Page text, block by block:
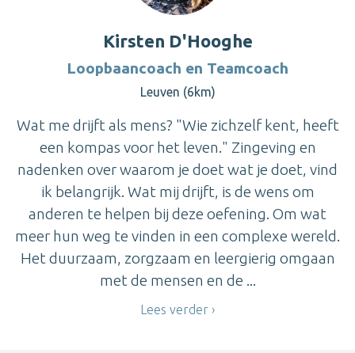
Kirsten D'Hooghe
Loopbaancoach en Teamcoach
Leuven (6km)
Wat me drijft als mens? "Wie zichzelf kent, heeft
een kompas voor het leven." Zingeving en
nadenken over waarom je doet wat je doet, vind
ik belangrijk. Wat mij drijft, is de wens om
anderen te helpen bij deze oefening. Om wat
meer hun weg te vinden in een complexe wereld.
Het duurzaam, zorgzaam en leergierig omgaan
met de mensen en de ...
Lees verder